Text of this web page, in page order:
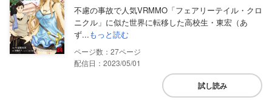
不慮の事故で人気VRMMO「フェアリーテイル・クロ
ニクル」に似た世界に転移した高校生・東宏（あ
ず...もっと読む
27
配信日：2023/05/01
試し読み